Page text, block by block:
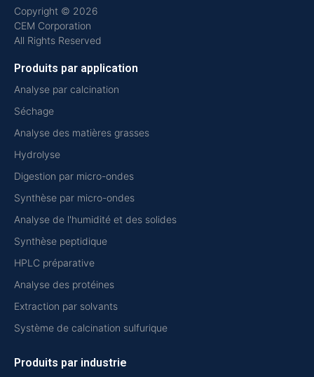
Copyright © 2026
CEM Corporation
All Rights Reserved
Produits par application
Analyse par calcination
Séchage
Analyse des matières grasses
Hydrolyse
Digestion par micro-ondes
Synthèse par micro-ondes
Analyse de l'humidité et des solides
Synthèse peptidique
HPLC préparative
Analyse des protéines
Extraction par solvants
Système de calcination sulfurique
Produits par industrie